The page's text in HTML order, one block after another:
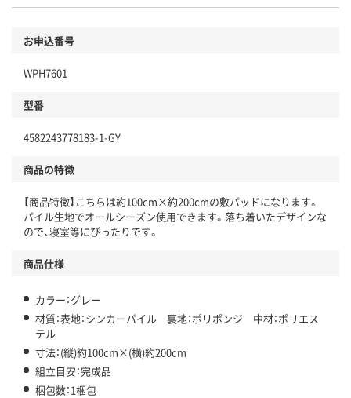
お申込番号
WPH7601
型番
4582243778183-1-GY
商品の特徴
【商品特徴】こちらは約100cm×約200cmの敷パッドになります。
パイル生地でオールシーズン使用できます。落ち着いたデザインな
ので、寝室等にぴったりです。
商品仕様
カラー：グレー
材質：表地：シンカーパイル 裏地：ポリポンジ 中材：ポリエス
テル
寸法：(縦)約100cm×(横)約200cm
組立目安：完成品
梱包数：1梱包